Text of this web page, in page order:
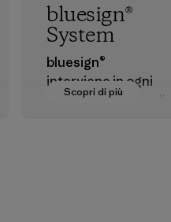
Scopri di più
bluesign®
System
bluesign®
interviene in ogni
fase della catena di